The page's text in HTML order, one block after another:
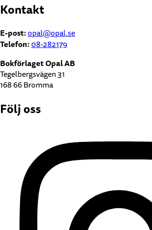
Kontakt
E-post:opal@opal.se
Telefon:08-282179
Bokförlaget Opal AB
Tegelbergsvägen 31
168 66 Bromma
Följ oss